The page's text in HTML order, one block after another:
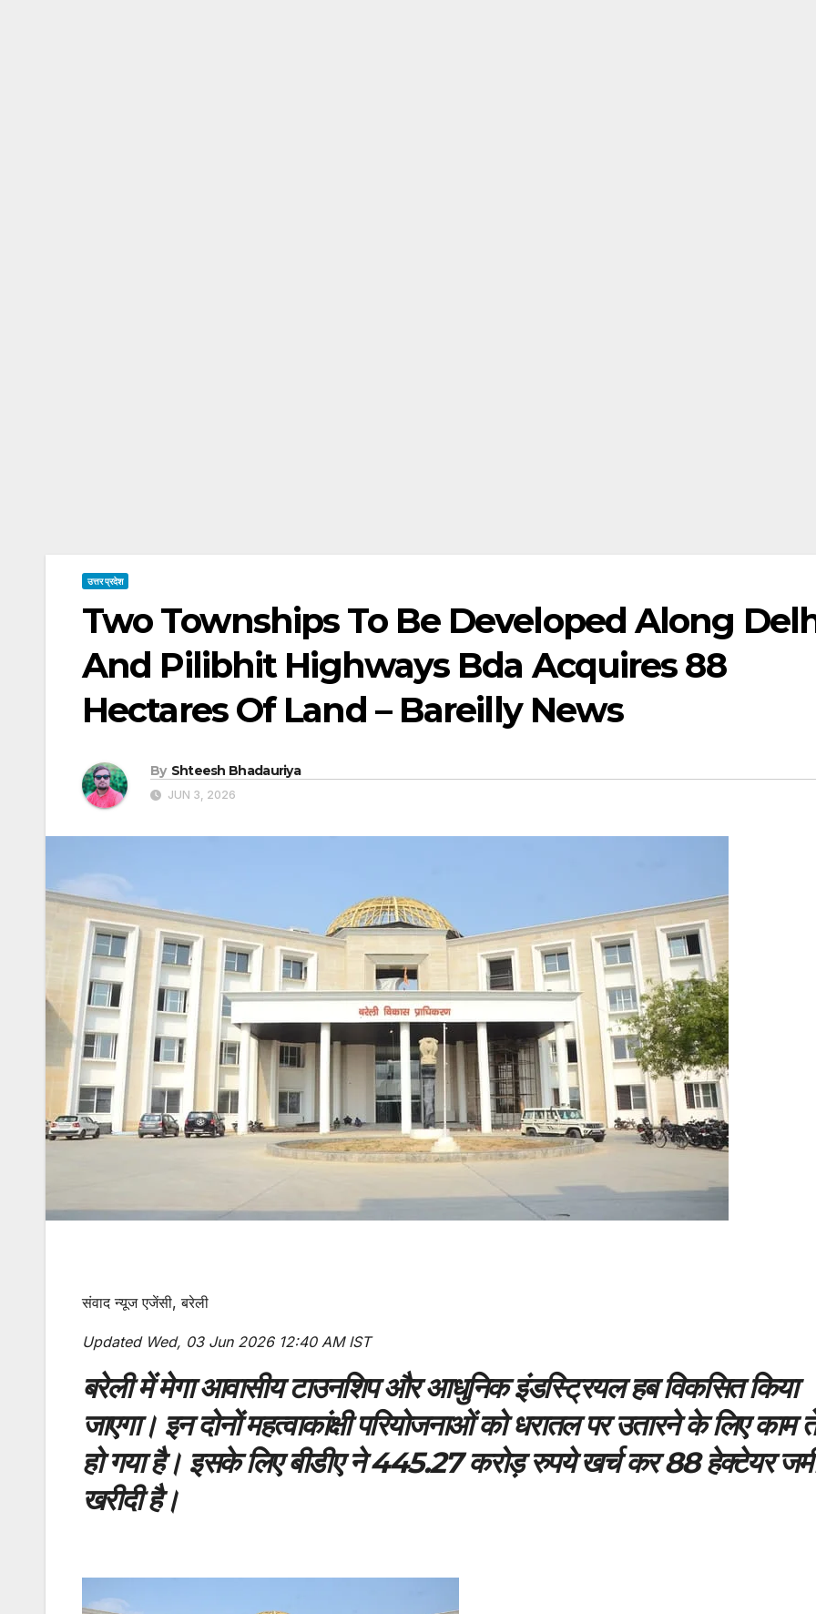
उत्तर प्रदेश
Two Townships To Be Developed Along
And Pilibhit Highways Bda Acquires 88
Hectares Of Land – Bareilly News
By Shteesh Bhadauriya
JUN 3, 2026
संवाद न्यूज एजेंसी, बरेली
Updated Wed, 03 Jun 2026 12:40 AM IST
बरेली में मेगा आवासीय टाउनशिप और आधुनिक इंडस्ट्रियल हब विकसित किया
जाएगा। इन दोनों महत्वाकांक्षी परियोजनाओं को धरातल पर उतारने के लिए काम
हो गया है। इसके लिए बीडीए ने 445.27 करोड़ रुपये खर्च कर 88 हेक्टेयर
खरीदी है।